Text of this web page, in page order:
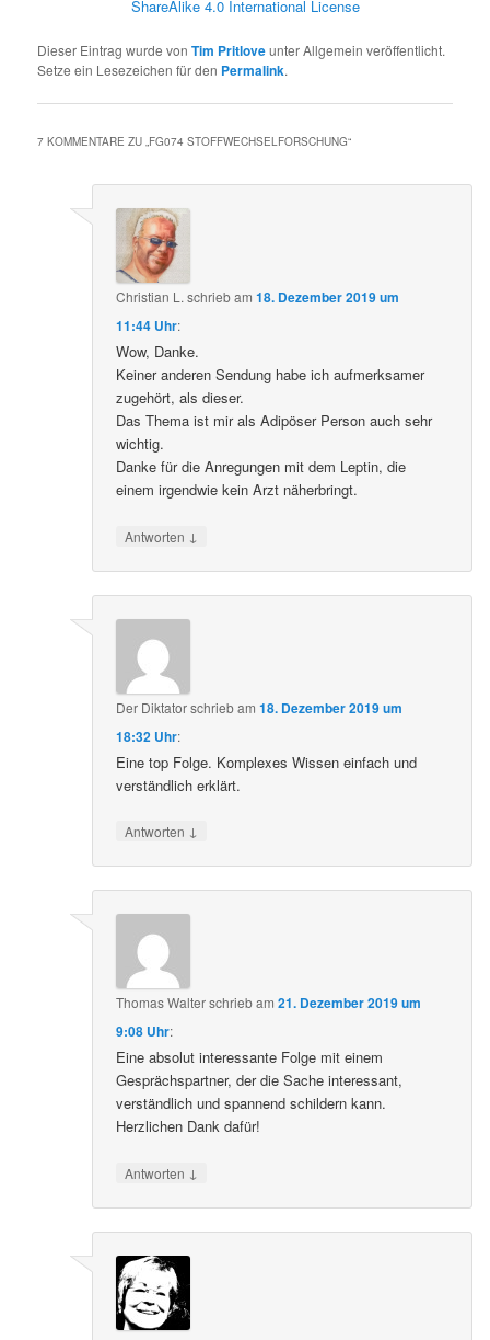
ShareAlike 4.0 International License
Dieser Eintrag wurde vonTim Pritloveunter Allgemein veröffentlicht.
Setze ein Lesezeichen für den Permalink.
7 KOMMENTARE ZU „FG074 STOFFWECHSELFORSCHUNG“
Christian L.schriebam18. Dezember 2019 um
11:44 Uhr:
Wow, Danke.
Keiner anderen Sendung habe ich aufmerksamer
zugehört, als dieser.
Das Thema ist mir als Adipöser Person auch sehr
wichtig.
Danke für die Anregungen mit dem Leptin, die
einem irgendwie kein Arzt näherbringt.
Antworten ↓
Der Diktatorschriebam18. Dezember 2019 um
18:32 Uhr:
Eine top Folge. Komplexes Wissen einfach und
verständlich erklärt.
Antworten ↓
Thomas Walterschriebam21. Dezember 2019 um
9:08 Uhr:
Eine absolut interessante Folge mit einem
Gesprächspartner, der die Sache interessant,
verständlich und spannend schildern kann.
Herzlichen Dank dafür!
Antworten ↓